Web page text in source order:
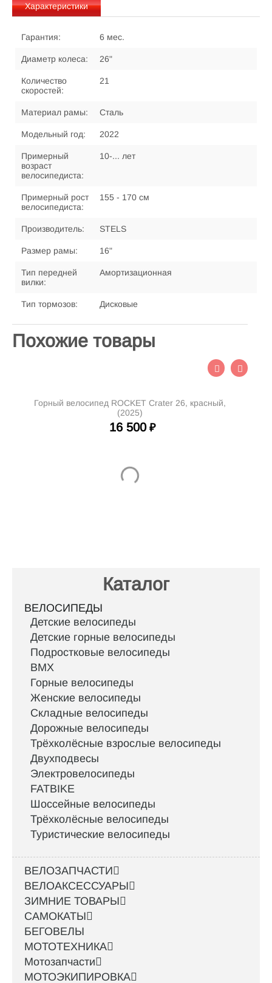
Характеристики
Гарантия: 6 мес.
Диаметр колеса: 26"
Количество
скоростей:
21
Материал рамы: Сталь
Модельный год: 2022
Примерный
возраст
велосипедиста:
10-... лет
Примерный рост
велосипедиста:
155 - 170 см
Производитель: STELS
Размер рамы: 16"
Тип передней
вилки:
Амортизационная
Тип тормозов: Дисковые
Похожие товары
Горный велосипед ROCKET Crater 26, красный,
(2025)
16 500 ₽
Каталог
ВЕЛОСИПЕДЫ
Детские велосипеды
Детские горные велосипеды
Подростковые велосипеды
BMX
Горные велосипеды
Женские велосипеды
Складные велосипеды
Дорожные велосипеды
Трёхколёсные взрослые велосипеды
Двухподвесы
Электровелосипеды
FATBIKE
Шоссейные велосипеды
Трёхколёсные велосипеды
Туристические велосипеды
ВЕЛОЗАПЧАСТИ
ВЕЛОАКСЕССУАРЫ
ЗИМНИЕ ТОВАРЫ
САМОКАТЫ
БЕГОВЕЛЫ
МОТОТЕХНИКА
Мотозапчасти
МОТОЭКИПИРОВКА